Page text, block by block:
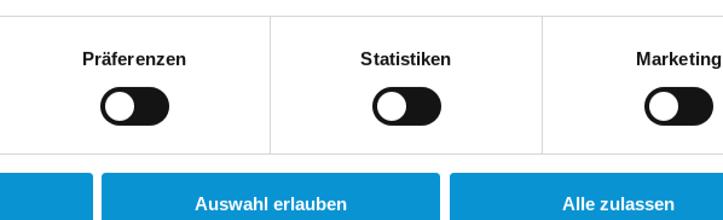
Präferenzen Statistiken Marketing
Auswahl erlauben Alle zulassen
Ferienwohnung. Die Wohnung befindet sich in ruhiger
es ca 300 Meter. Unsere Ferienwohnung liegt in
der Seebrücke.